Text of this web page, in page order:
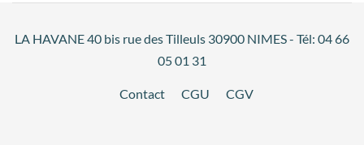
LA HAVANE 40 bis rue des Tilleuls 30900 NIMES - Tél: 04 66
05 01 31
Contact CGU CGV